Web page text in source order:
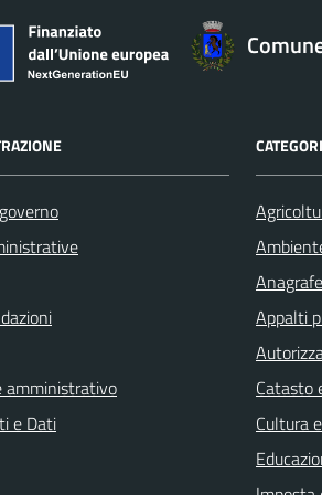
amministrativo
e Dati
Appalti
Catasto
Cultura